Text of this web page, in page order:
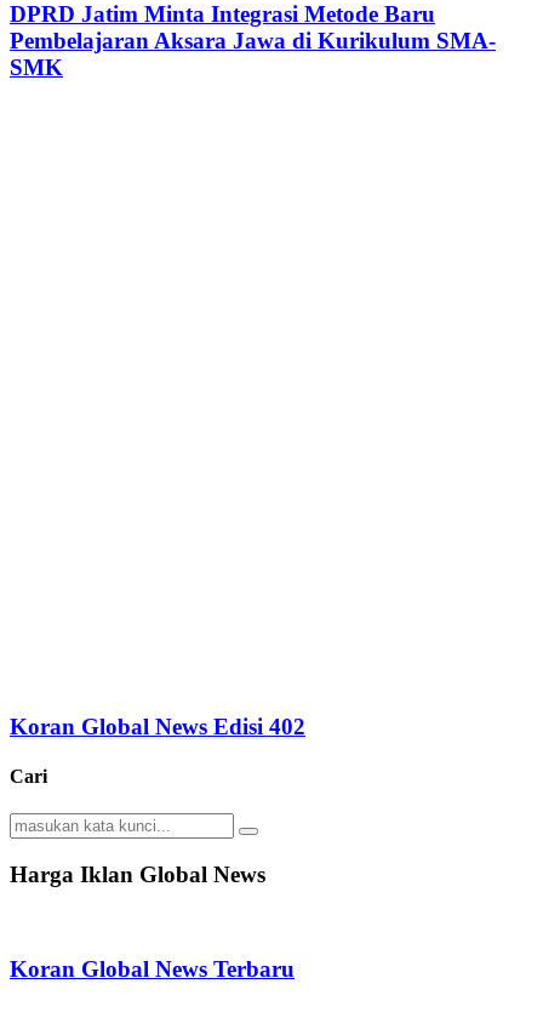
DPRD Jatim Minta Integrasi Metode Baru
Pembelajaran Aksara Jawa di Kurikulum SMA-
SMK
Koran Global News Edisi 402
Cari
Search
for:
Search
Harga Iklan Global News
Koran Global News Terbaru